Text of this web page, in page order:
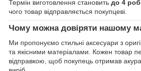
Термін виготовлення становить до 4
чого товар відправляється покупцеві.
Чому можна довіряти нашому
Ми пропонуємо стильні аксесуари з
та якісними матеріалами. Кожен товар
відправкою, щоб покупець отримав